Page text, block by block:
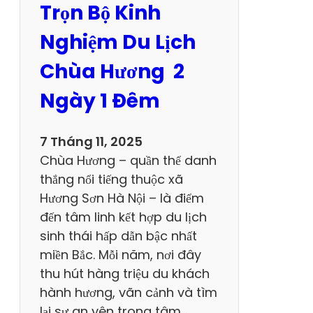
đ
i
ể
m
t
h
m
q
u
a
n
k
h
ô
n
Trọn Bộ Kinh
Nghiệm Du Lịch
Chùa Hương 2
Ngày 1 Đêm
7 Tháng 11, 2025
Chùa Hương – quần thể danh
thắng nổi tiếng thuộc xã
Hương Sơn Hà Nội – là điểm
đến tâm linh kết hợp du lịch
sinh thái hấp dẫn bậc nhất
miền Bắc. Mỗi năm, nơi đây
thu hút hàng triệu du khách
hành hương, vãn cảnh và tìm